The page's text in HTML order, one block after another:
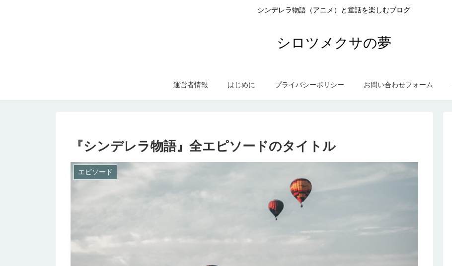
シンデレラ物語（アニメ）と童話を楽しむブログ
シロツメクサの夢
運営者情報 はじめに プライバシーポリシー お問い合わせフォーム
『シンデレラ物語』全エピソードのタイトル
エピソード